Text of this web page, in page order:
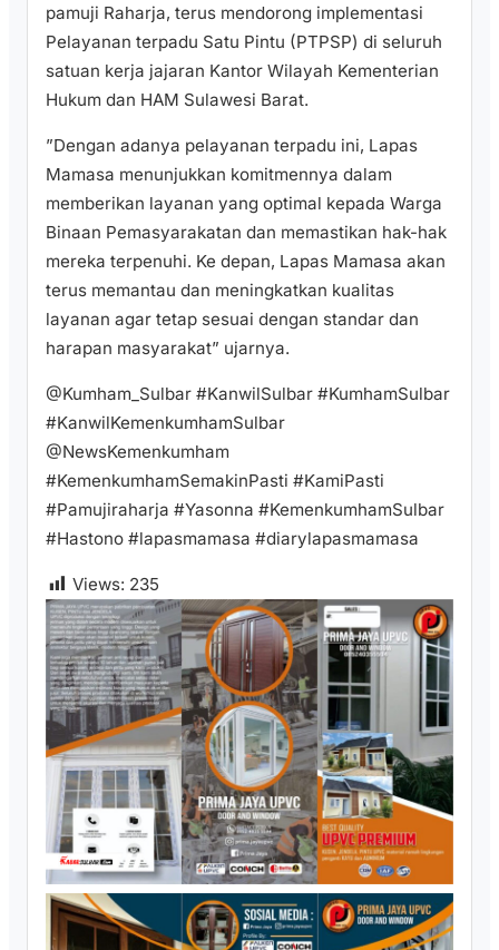
pamuji Raharja, terus mendorong implementasi
Pelayanan terpadu Satu Pintu (PTPSP) di seluruh
satuan kerja jajaran Kantor Wilayah Kementerian
Hukum dan HAM Sulawesi Barat.
”Dengan adanya pelayanan terpadu ini, Lapas
Mamasa menunjukkan komitmennya dalam
memberikan layanan yang optimal kepada Warga
Binaan Pemasyarakatan dan memastikan hak-hak
mereka terpenuhi. Ke depan, Lapas Mamasa akan
terus memantau dan meningkatkan kualitas
layanan agar tetap sesuai dengan standar dan
harapan masyarakat” ujarnya.
@Kumham_Sulbar #KanwilSulbar #KumhamSulbar
#KanwilKemenkumhamSulbar
@NewsKemenkumham
#KemenkumhamSemakinPasti #KamiPasti
#Pamujiraharja #Yasonna #KemenkumhamSulbar
#Hastono #lapasmamasa #diarylapasmamasa
Views: 235